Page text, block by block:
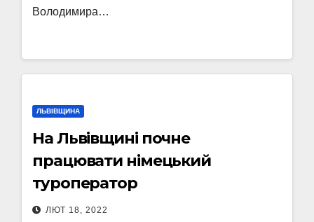
Володимира…
ЛЬВІВЩИНА
На Львівщині почне
працювати німецький
туроператор
ЛЮТ 18, 2022